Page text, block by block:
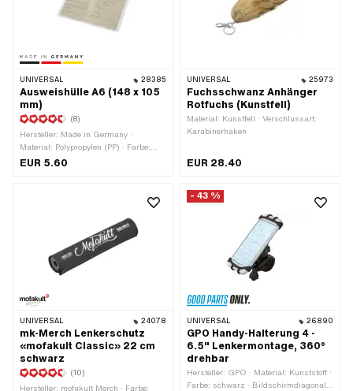
UNIVERSAL 28385
Ausweishülle A6 (148 x 105
mm)
(8)
Hersteller: Made in Germany ·
Material: Polypropylen (PP) · Farbe:
transparent · Breite: 148 mm · DIN
EUR 5.60
UNIVERSAL 25973
Fuchsschwanz Anhänger
Rotfuchs (Kunstfell)
Material: Kunstfell · Verschlussart:
Karabinerhaken
EUR 28.40
UNIVERSAL 24078
mk-Merch Lenkerschutz
«mofakult Classic» 22 cm
schwarz
(10)
Hersteller: mofakult Merch · Farbe:
- 43 %
UNIVERSAL 26890
GPO Handy-Halterung 4 -
6.5" Lenkermontage, 360°
drehbar
Hersteller: GPO · Material: Kunststoff ·
Farbe: schwarz · Bildschirmdiagonale: